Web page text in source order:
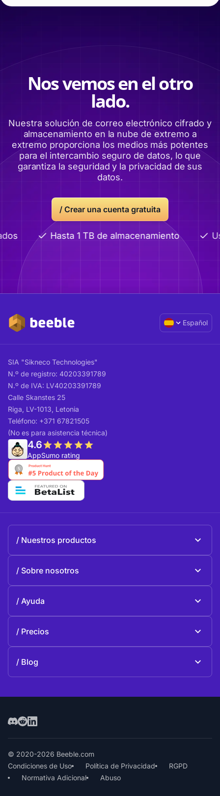
Nos vemos en el otro
lado.
Nuestra solución de correo electrónico cifrado y
almacenamiento en la nube de extremo a
extremo proporciona los medios más potentes
para el intercambio seguro de datos, lo que
garantiza la seguridad y la privacidad de sus
datos.
/ Crear una cuenta gratuita
Hasta 1 TB de almacenamiento
Español
SIA "Sikneco Technologies"
N.º de registro: 40203391789
N.º de IVA: LV40203391789
Calle Skanstes 25
Riga, LV-1013, Letonia
Teléfono: +371 67821505
(No es para asistencia técnica)
4.6
AppSumo rating
Nuestros productos
Sobre nosotros
Historia
Ayuda
Contactos
Precios
Blog
© 2020-2026 Beeble.com
Condiciones de Uso
Política de Privacidad
RGPD
Normativa Adicional
Abuso